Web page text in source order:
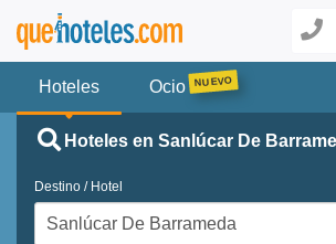
Hoteles Ocio
Hoteles en Sanlúcar De
Destino / Hotel